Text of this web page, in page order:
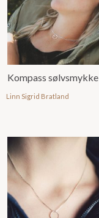
Kompass sølvsmykke
Linn Sigrid Bratland